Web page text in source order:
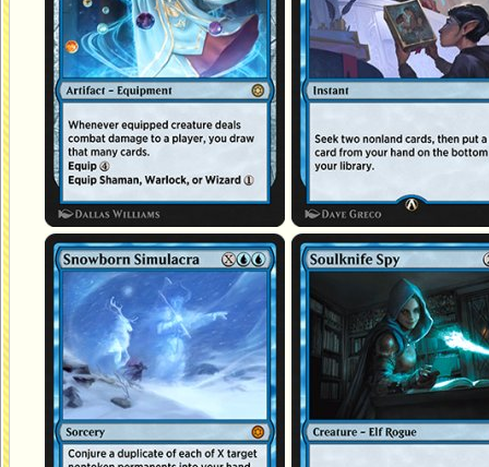
Simulacre né des neiges Espionne coutelâme